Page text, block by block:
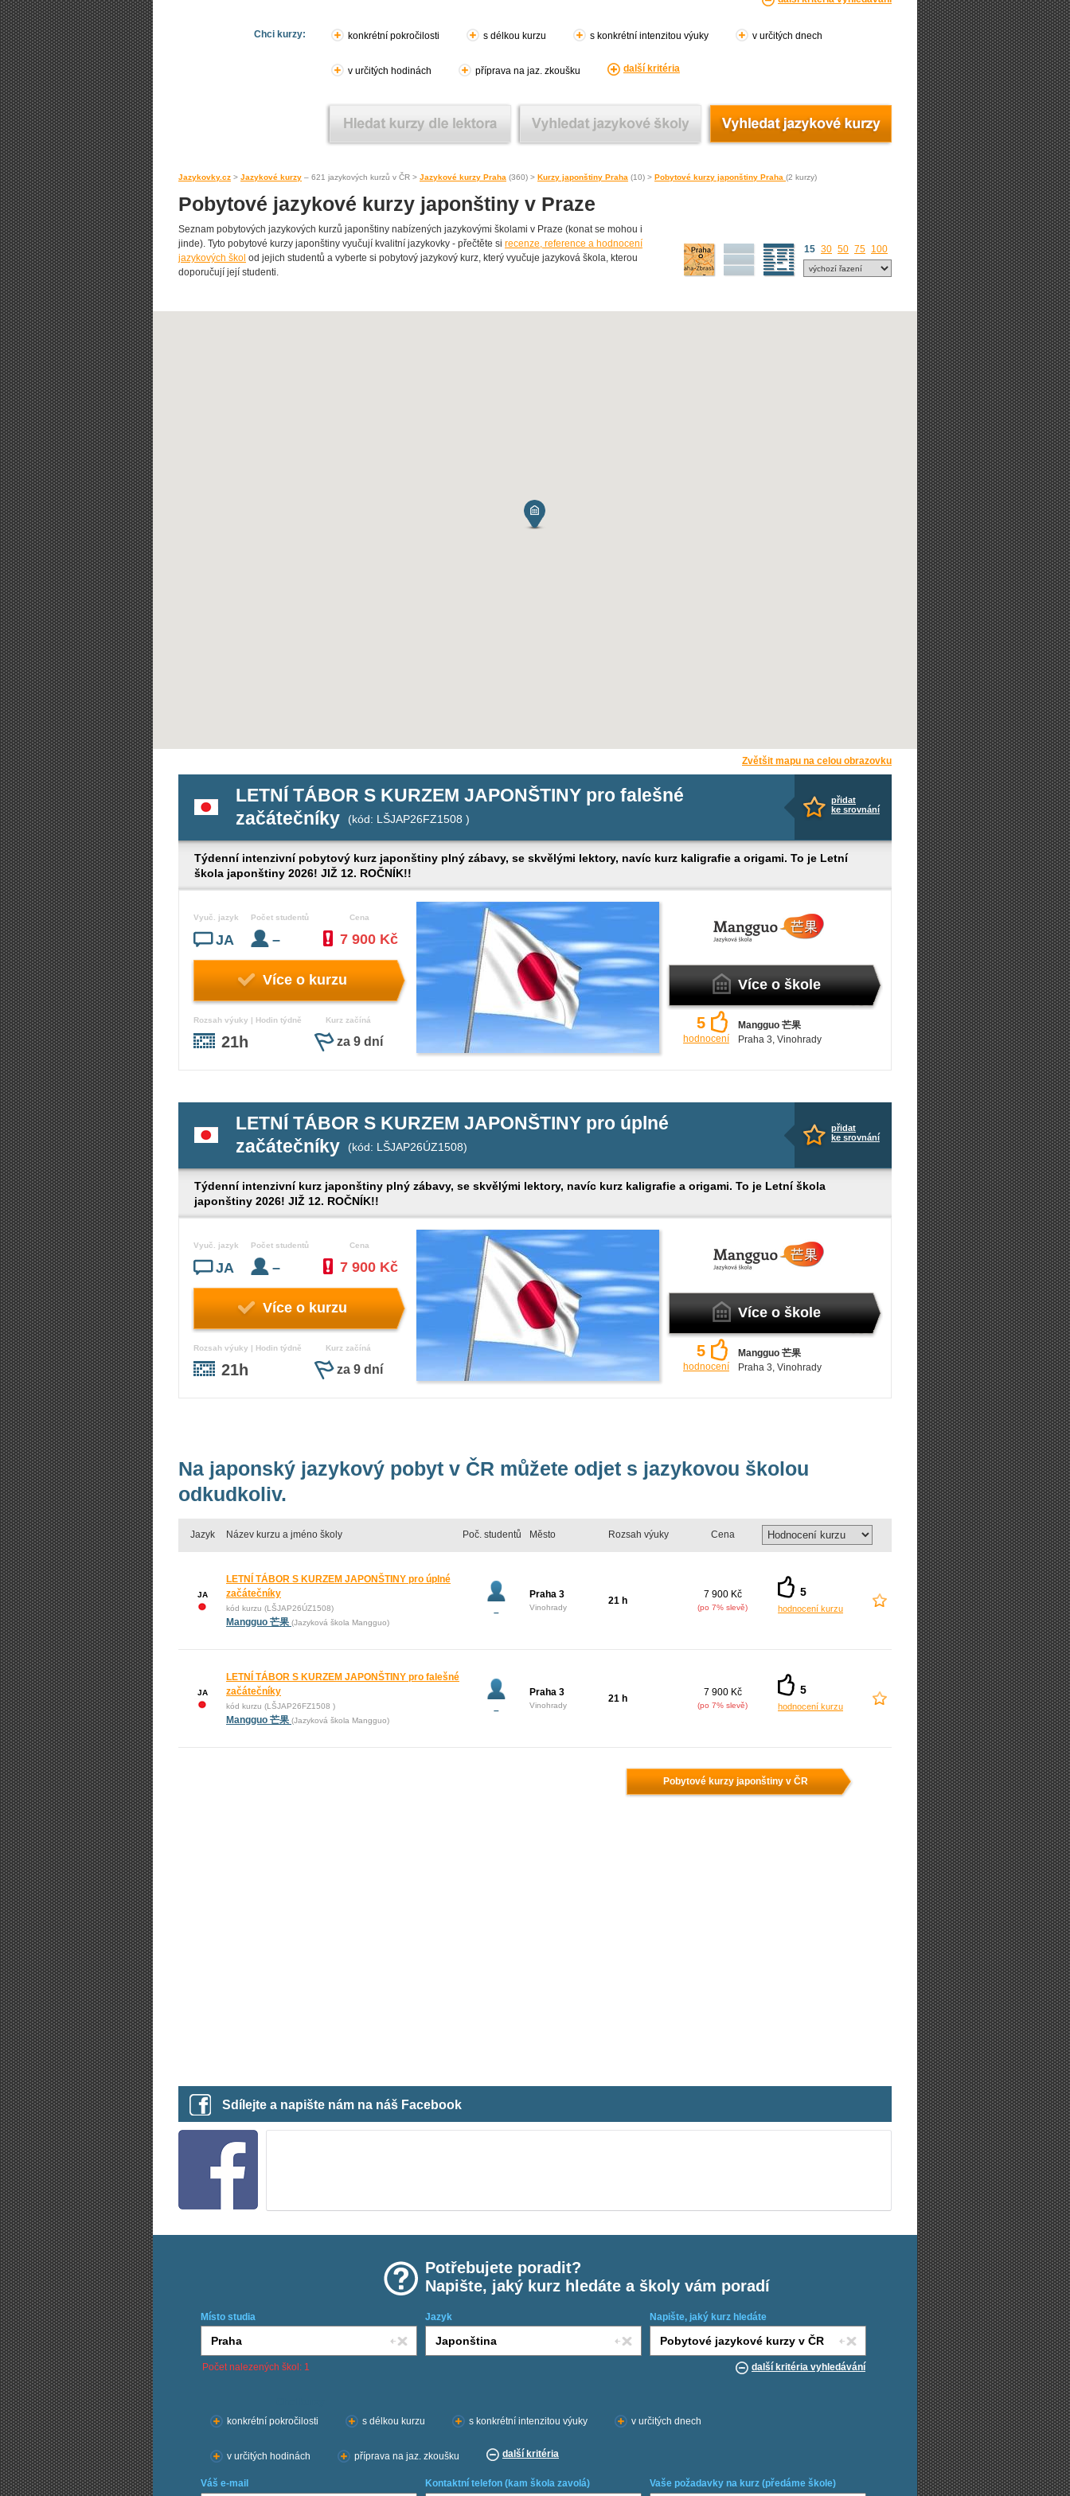
Chci kurzy: konkrétní pokročilosti s délkou kurzu s konkrétní intenzitou výuky v určitých dnech
v určitých hodinách příprava na jaz. zkoušku další kritéria
Jazykovky.cz > Jazykové kurzy – 621 jazykových kurzů v ČR > Jazykové kurzy Praha (360) > Kurzy japonštiny Praha (10) > Pobytové kurzy japonštiny Praha (2 kurzy)
Pobytové jazykové kurzy japonštiny v Praze
Seznam pobytových jazykových kurzů japonštiny nabízených jazykovými školami v Praze (konat se mohou i
jinde). Tyto pobytové kurzy japonštiny vyučují kvalitní jazykovky - přečtěte si recenze, reference a hodnocení
jazykových škol od jejich studentů a vyberte si pobytový jazykový kurz, který vyučuje jazyková škola, kterou
doporučují její studenti.
15 30 50 75 100
Zvětšit mapu na celou obrazovku
přidat
ke srovnání
LETNÍ TÁBOR S KURZEM JAPONŠTINY pro falešné
začátečníky
(kód: LŠJAP26FZ1508 )
Týdenní intenzivní pobytový kurz japonštiny plný zábavy, se skvělými lektory, navíc kurz kaligrafie a origami. To je Letní
škola japonštiny 2026! JIŽ 12. ROČNÍK!!
Vyuč. jazyk
JA
Počet studentů
–
Cena
7 900 Kč
Více o kurzu
Rozsah výuky | Hodin týdně
21h
Kurz začíná
za 9 dní
Více o škole
5
hodnocení
Mangguo 芒果
Praha 3, Vinohrady
přidat
ke srovnání
LETNÍ TÁBOR S KURZEM JAPONŠTINY pro úplné
začátečníky
(kód: LŠJAP26ÚZ1508)
Týdenní intenzivní kurz japonštiny plný zábavy, se skvělými lektory, navíc kurz kaligrafie a origami. To je Letní škola
japonštiny 2026! JIŽ 12. ROČNÍK!!
Vyuč. jazyk
JA
Počet studentů
–
Cena
7 900 Kč
Více o kurzu
Rozsah výuky | Hodin týdně
21h
Kurz začíná
za 9 dní
Více o škole
5
hodnocení
Mangguo 芒果
Praha 3, Vinohrady
Na japonský jazykový pobyt v ČR můžete odjet s jazykovou školou
odkudkoliv.
Jazyk Název kurzu a jméno školy Poč. studentů Město Rozsah výuky Cena
JA
LETNÍ TÁBOR S KURZEM JAPONŠTINY pro úplné
začátečníky
kód kurzu (LŠJAP26ÚZ1508)
Mangguo 芒果 (Jazyková škola Mangguo)
–
Praha 3
Vinohrady
21 h
7 900 Kč
(po 7% slevě)
5
hodnocení kurzu
JA
LETNÍ TÁBOR S KURZEM JAPONŠTINY pro falešné
začátečníky
kód kurzu (LŠJAP26FZ1508 )
Mangguo 芒果 (Jazyková škola Mangguo)
–
Praha 3
Vinohrady
21 h
7 900 Kč
(po 7% slevě)
5
hodnocení kurzu
Pobytové kurzy japonštiny v ČR
Sdílejte a napište nám na náš Facebook
Potřebujete poradit?
Napište, jaký kurz hledáte a školy vám poradí
Místo studia Jazyk Napište, jaký kurz hledáte
Počet nalezených škol: 1 další kritéria vyhledávání
konkrétní pokročilosti
s délkou kurzu s konkrétní intenzitou výuky v určitých dnech
v určitých hodinách příprava na jaz. zkoušku další kritéria
Váš e-mail Kontaktní telefon (kam škola zavolá) Vaše požadavky na kurz (předáme škole)